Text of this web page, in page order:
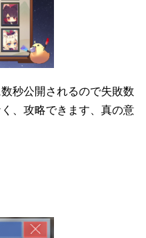
秒公開されるので失敗数
、攻略できます、真の意